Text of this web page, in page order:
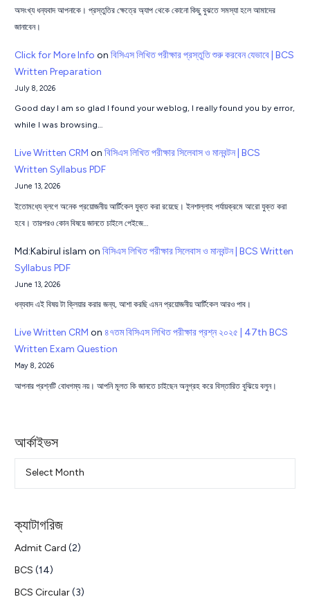
অসংখ্য ধন্যবাদ আপনাকে। প্রস্তুতির ক্ষেত্রে অ্যাপ থেকে কোনো কিছু বুঝতে সমস্যা হলে আমাদের
জানাবেন।
Click for More Info onবিসিএস লিখিত পরীক্ষার প্রস্তুতি শুরু করবেন যেভাবে | BCS
Written Preparation
July 8, 2026
Good day I am so glad I found your weblog, I really found you by error,
while I was browsing…
Live Written CRM onবিসিএস লিখিত পরীক্ষার সিলেবাস ও মানবন্টন | BCS
Written Syllabus PDF
June 13, 2026
ইতোমধ্যে ব্লগে অনেক প্রয়োজনীয় আর্টিকেল যুক্ত করা রয়েছে। ইনশাল্লাহ পর্যায়ক্রমে আরো যুক্ত করা
হবে। তারপরও কোন বিষয়ে জানতে চাইলে পেইজে…
Md:Kabirul islam onবিসিএস লিখিত পরীক্ষার সিলেবাস ও মানবন্টন | BCS Written
Syllabus PDF
June 13, 2026
ধন্যবাদ এই বিষয় টা ক্লিয়ার করার জন্য, আশা করছি এমন প্রয়োজনীয় আর্টিকেল আরও পাব।
Live Written CRM on৪৭তম বিসিএস লিখিত পরীক্ষার প্রশ্ন ২০২৫ | 47th BCS
Written Exam Question
May 8, 2026
আপনার প্রশ্নটি বোধগম্য নয়। আপনি মূলত কি জানতে চাইছেন অনুগ্রহ করে বিস্তারিত বুঝিয়ে বলুন।
আর্কাইভস
ক্যাটাগরিজ
Admit Card (2)
BCS (14)
BCS Circular(3)